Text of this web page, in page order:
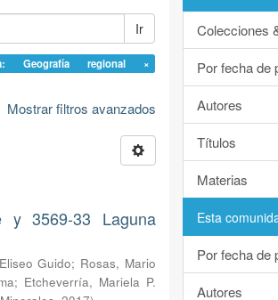
Ir
Geografía regional ×
Mostrar filtros avanzados
y 3569-33 Laguna
Guido; Rosas, Mario
; Etcheverría, Mariela P.
Colecciones
Por fecha de
Autores
Títulos
Materias
Esta
Por fecha de
Autores